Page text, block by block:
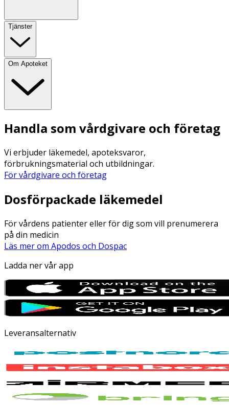
Tjänster
Om Apoteket
Handla som vårdgivare och företag
Vi erbjuder läkemedel, apoteksvaror,
förbrukningsmaterial och utbildningar.
För vårdgivare och företag
Dosförpackade läkemedel
För vårdens patienter eller för dig som vill prenumerera
på din medicin
Läs mer om Apodos och Dospac
Ladda ner vår app
Leveransalternativ